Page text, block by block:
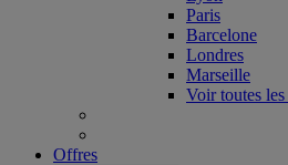
Paris
Barcelone
Londres
Marseille
Voir toutes
Offres